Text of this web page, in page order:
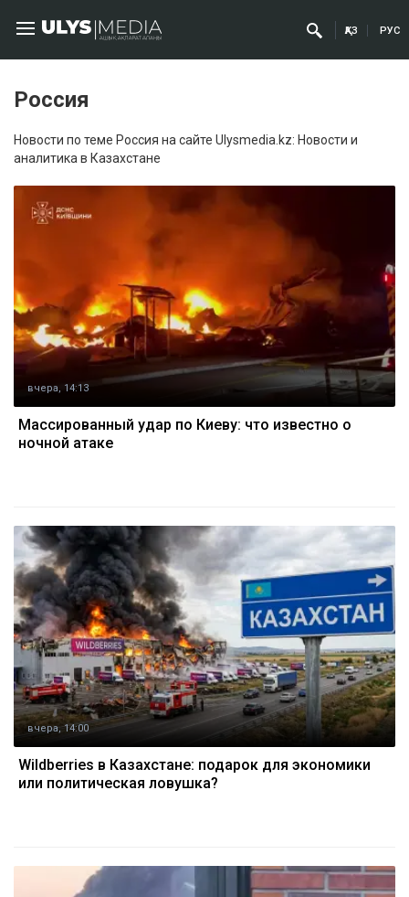
ҚАЗ РУС
Россия
Новости по теме Россия на сайте Ulysmedia.kz: Новости и
аналитика в Казахстане
вчера, 14:13
Массированный удар по Киеву: что известно о
ночной атаке
вчера, 14:00
Wildberries в Казахстане: подарок для экономики
или политическая ловушка?